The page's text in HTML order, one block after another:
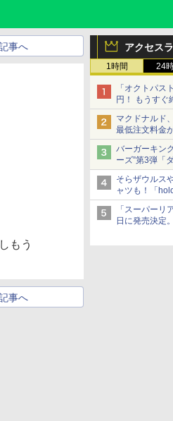
アクセス
1時間 24
「オクトパス
円！ もうすぐ
更新】
ニンテンドー
67%オフで
マクドナルド
最低注文料金
1,500円から受
バーガーキン
ーズ”第3弾「
8月7日発売
「特製ガーリ
型チーズバー
そらザウルス
ャツも！「
ラインナップ
「スーパーリ
日に発売決定
発売から2週
事へ
もう
事へ